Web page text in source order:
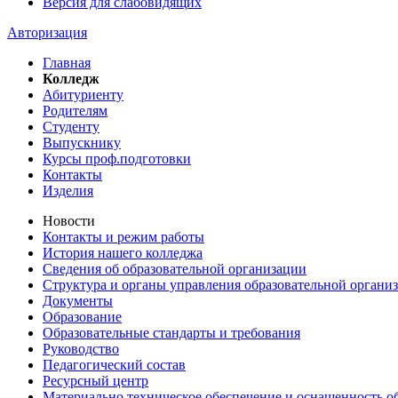
Авторизация
Главная
Колледж
Абитуриенту
Родителям
Студенту
Выпускнику
Курсы проф.подготовки
Контакты
Изделия
Новости
Контакты и режим работы
История нашего колледжа
Сведения об образовательной организации
Структура и органы управления образовательной
Документы
Образование
Образовательные стандарты и требования
Руководство
Педагогический состав
Ресурсный центр